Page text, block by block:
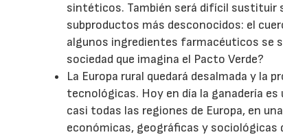
sintéticos. También será difícil sustituir
subproductos más desconocidos: el
algunos ingredientes farmacéuticos se
sociedad que imagina el Pacto Verde?
La Europa rural quedará desalmada y la
tecnológicas. Hoy en día la ganadería
casi todas las regiones de Europa, en
económicas, geográficas y sociológicas